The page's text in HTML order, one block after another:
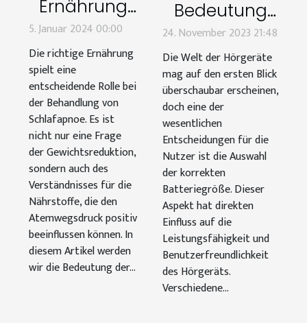
Ernährung
bei der
Behandlung
von
Schlafapnoe
5. Januar 2024 00:00
Die richtige Ernährung
spielt eine
entscheidende Rolle bei
der Behandlung von
Schlafapnoe. Es ist
nicht nur eine Frage
der Gewichtsreduktion,
sondern auch des
Verständnisses für die
Nährstoffe, die den
Atemwegsdruck positiv
beeinflussen können. In
diesem Artikel werden
wir die Bedeutung der...
Bedeutung
der richtigen
Batteriegröße
für Ihr
Hörgerät: Ein
Leitfaden zu
den Größen
312, 10, 13, und
675
24. November 2023 21:48
Die Welt der Hörgeräte
mag auf den ersten Blick
überschaubar erscheinen,
doch eine der
wesentlichen
Entscheidungen für die
Nutzer ist die Auswahl
der korrekten
Batteriegröße. Dieser
Aspekt hat direkten
Einfluss auf die
Leistungsfähigkeit und
Benutzerfreundlichkeit
des Hörgeräts.
Verschiedene...